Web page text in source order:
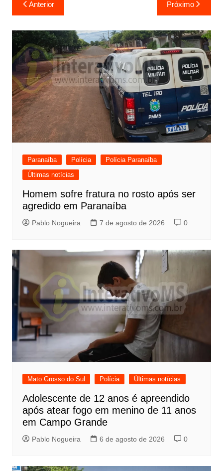
de
Post
Anterior Próximo
Paranaíba Polícia
Polícia Paranaíba
Últimas notícias
Homem sofre fratura no rosto após ser
agredido em Paranaíba
Pablo Nogueira 7 de agosto de 2026 0
Mato Grosso do Sul Polícia Últimas notícias
Adolescente de 12 anos é apreendido
após atear fogo em menino de 11 anos
em Campo Grande
Pablo Nogueira 6 de agosto de 2026 0